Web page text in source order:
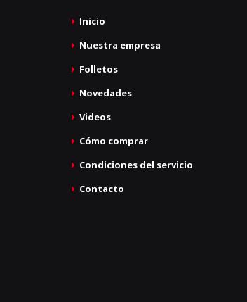
Inicio
Nuestra empresa
Folletos
Novedades
Videos
Cómo comprar
Condiciones del servicio
Contacto